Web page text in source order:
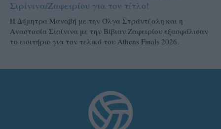
Σιρίνινα/Ζαφειρίου για τον τίτλο!
H Δήμητρα Μαναβή με την Όλγα Στράντζαλη και η
Αναστασία Σιρίνινα με την Βίβιαν Ζαφειρίου εξασφάλισαν
το εισιτήριο για τον τελικό του Athens Finals 2026.